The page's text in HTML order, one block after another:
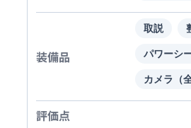
装備品
取説
パワーシ
カメラ（
評価点